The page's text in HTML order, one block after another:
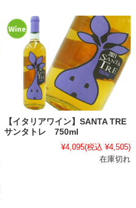
【イタリアワイン】SANTA TRE
サンタトレ 750ml
¥4,095(税込 ¥4,505)
在庫切れ